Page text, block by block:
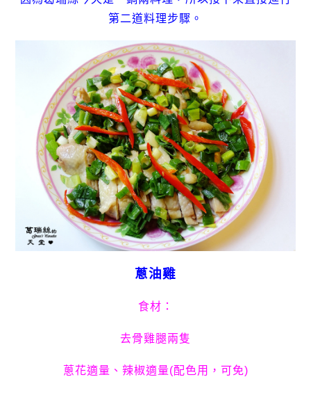
第二道料理步驟。
蔥油雞
食材：
去骨雞腿兩隻
蔥花適量、辣椒適量(配色用，可免)